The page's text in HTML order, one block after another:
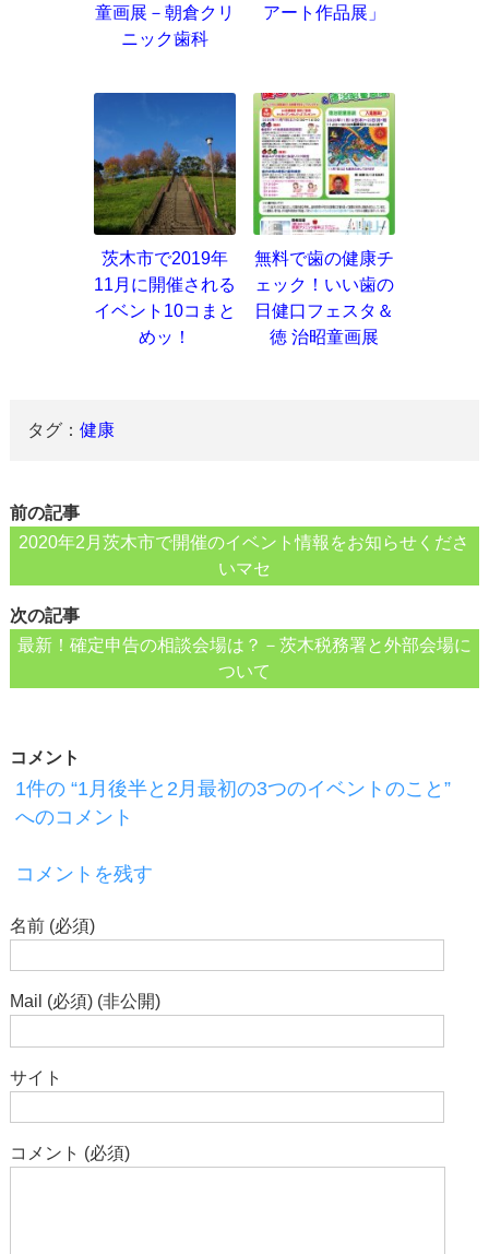
童画展－朝倉クリ
ニック歯科
アート作品展」
茨木市で2019年
11月に開催される
イベント10コまと
めッ！
無料で歯の健康チ
ェック！いい歯の
日健口フェスタ＆
徳 治昭童画展
タグ：健康
前の記事
2020年2月茨木市で開催のイベント情報をお知らせくださ
いマセ
次の記事
最新！確定申告の相談会場は？－茨木税務署と外部会場に
ついて
コメント
1件の “1月後半と2月最初の3つのイベントのこと”
へのコメント
コメントを残す
名前 (必須)
Mail (必須) (非公開)
サイト
コメント (必須)